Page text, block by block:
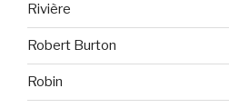
Rivière
Robert Burton
Robin